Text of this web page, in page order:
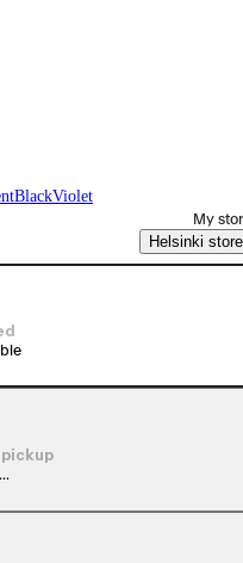
(color)
Black(color
Violet
My
Helsinki store